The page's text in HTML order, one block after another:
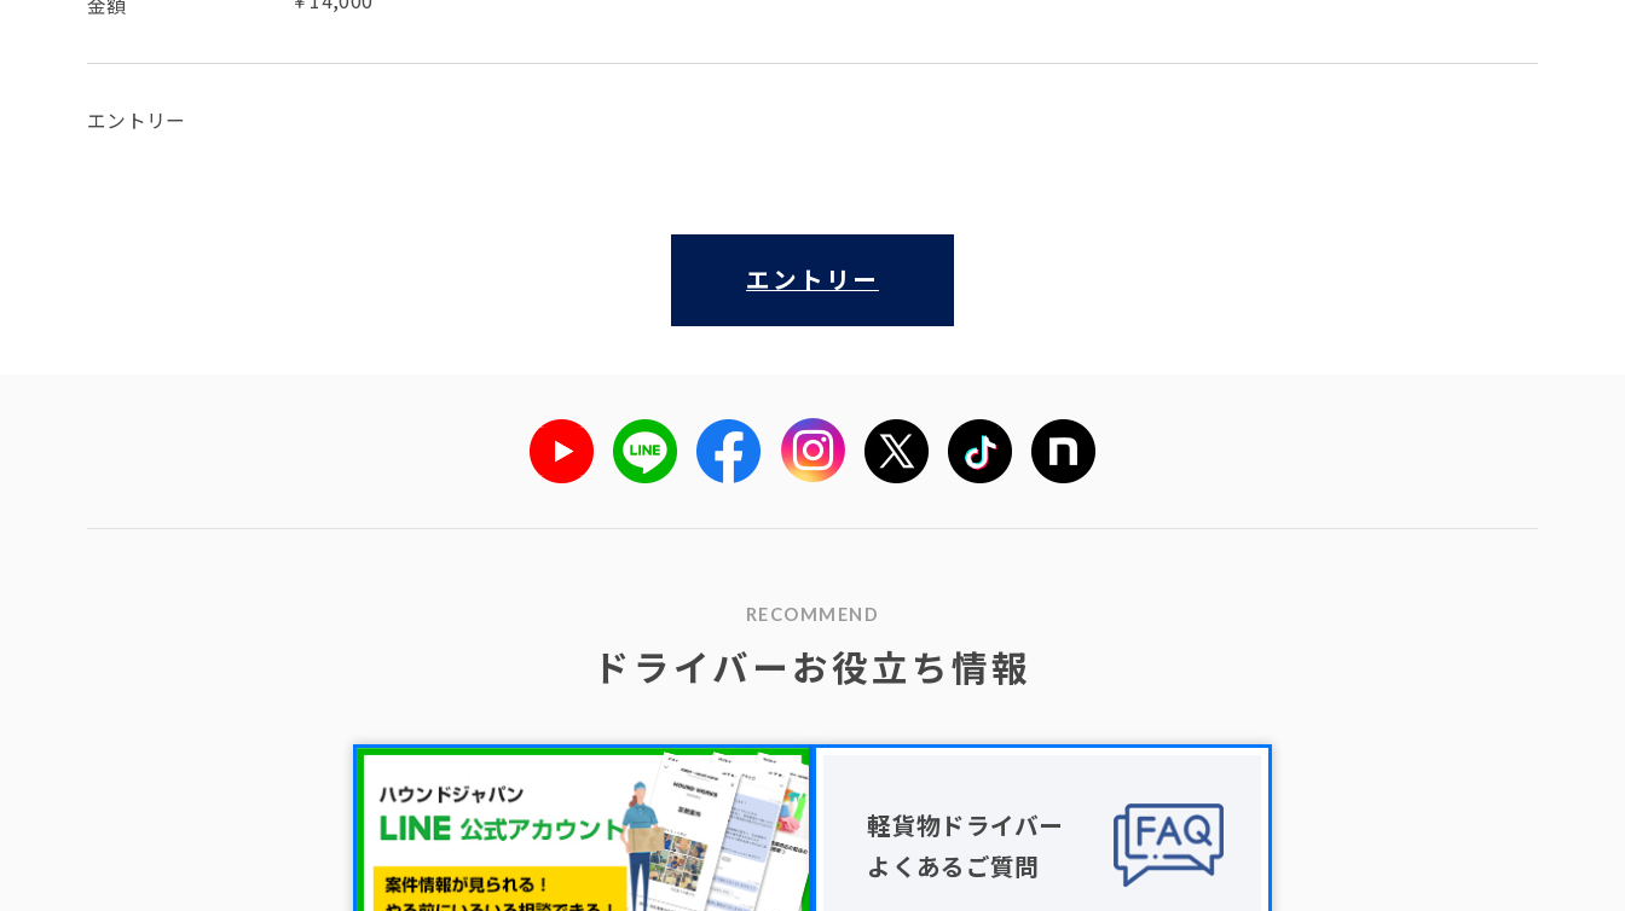
金額
エントリー
エントリー
RECOMMEND
ドライバーお役立ち情報
軽貨物ドライバー
よくあるご質問